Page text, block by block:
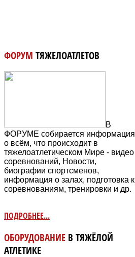
ФОРУМ ТЯЖЕЛОАТЛЕТОВ
В
ФОРУМЕ собирается информация
о всём, что происходит в
тяжелоатлетическом Мире - видео
соревнований, Новости,
биографии спортсменов,
информация о залах, подготовка к
соревнованиям, тренировки и др.
ПОДРОБНЕЕ...
ОБОРУДОВАНИЕ В ТЯЖЁЛОЙ
АТЛЕТИКЕ